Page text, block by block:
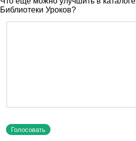
Библиотеки Уроков?